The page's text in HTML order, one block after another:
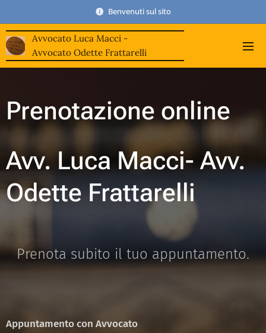
Benvenuti sul sito
Avvocato Luca Macci -
Avvocato Odette Frattarelli
Prenotazione online
Avv. Luca Macci-Avv.
Odette Frattarelli
Prenota subito il tuo appuntamento.
Appuntamento con Avvocato